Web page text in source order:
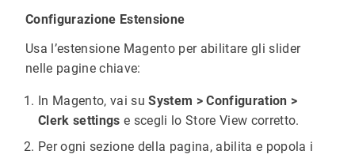
Configurazione Estensione
Usa l’estensione Magento per abilitare gli slider
nelle pagine chiave:
In Magento, vai suSystem > Configuration >
Clerk settings e scegli lo Store View corretto.
Per ogni sezione della pagina, abilita e popola i